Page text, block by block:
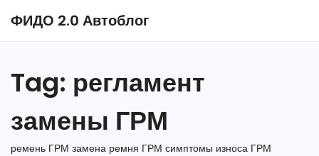
ФИДО 2.0 Автоблог
Tag: регламент
замены ГРМ
ремень ГРМ замена ремня ГРМ симптомы износа ГРМ